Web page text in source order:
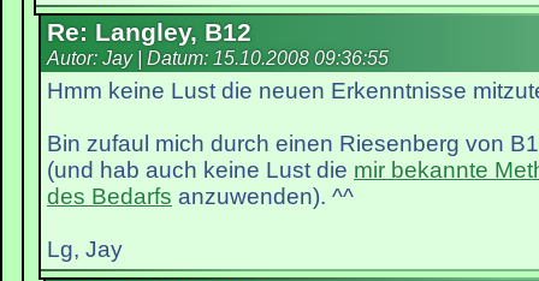
Re: Langley, B12
Autor: Jay | Datum: 15.10.2008 09:36:55
Hmm keine Lust die neuen Erkenntnisse
Bin zufaul mich durch einen Riesenberg von
(und hab auch keine Lust die mir bekannte
des Bedarfs anzuwenden). ^^
Lg, Jay